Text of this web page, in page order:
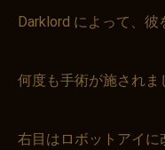
Darklord によって、
何度も手術が施されま
右目はロボットアイに